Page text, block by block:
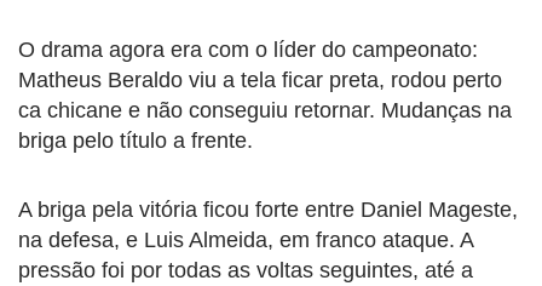
O drama agora era com o líder do campeonato:
Matheus Beraldo viu a tela ficar preta, rodou perto
ca chicane e não conseguiu retornar. Mudanças na
briga pelo título a frente.
A briga pela vitória ficou forte entre Daniel Mageste,
na defesa, e Luis Almeida, em franco ataque. A
pressão foi por todas as voltas seguintes, até a